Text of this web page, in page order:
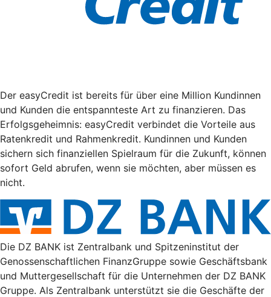
Der easyCredit ist bereits für über eine Million Kundinnen
und Kunden die entspannteste Art zu finanzieren. Das
Erfolgsgeheimnis: easyCredit verbindet die Vorteile aus
Ratenkredit und Rahmenkredit. Kundinnen und Kunden
sichern sich finanziellen Spielraum für die Zukunft, können
sofort Geld abrufen, wenn sie möchten, aber müssen es
nicht.
Die DZ BANK ist Zentralbank und Spitzeninstitut der
Genossenschaftlichen FinanzGruppe sowie Geschäftsbank
und Muttergesellschaft für die Unternehmen der DZ BANK
Gruppe. Als Zentralbank unterstützt sie die Geschäfte der